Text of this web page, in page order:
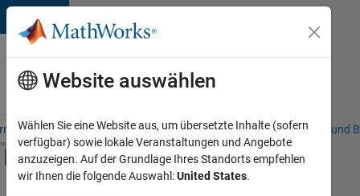
Weiter zum Inhalt
Karriere
bei
MathWorks
– Übersicht Stellensuche Niederlassungen Studierende und
Umschaltung für Off-Canvas-
Hauptinhalt
Website auswählen
Wählen Sie eine Website aus, um übersetzte Inhalte (sofern
verfügbar) sowie lokale Veranstaltungen und Angebote
anzuzeigen. Auf der Grundlage Ihres Standorts empfehlen
wir Ihnen die folgende Auswahl:United States.